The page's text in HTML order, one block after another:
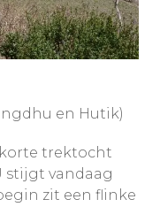
en Hutik)
trektocht
stijgt vandaag
zit een flinke